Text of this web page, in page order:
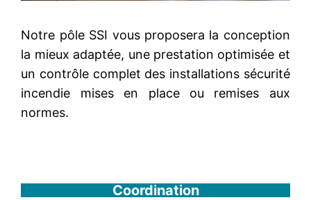
Notre pôle SSI vous proposera la conception
la mieux adaptée, une prestation optimisée et
un contrôle complet des installations sécurité
incendie mises en place ou remises aux
normes.
Coordination